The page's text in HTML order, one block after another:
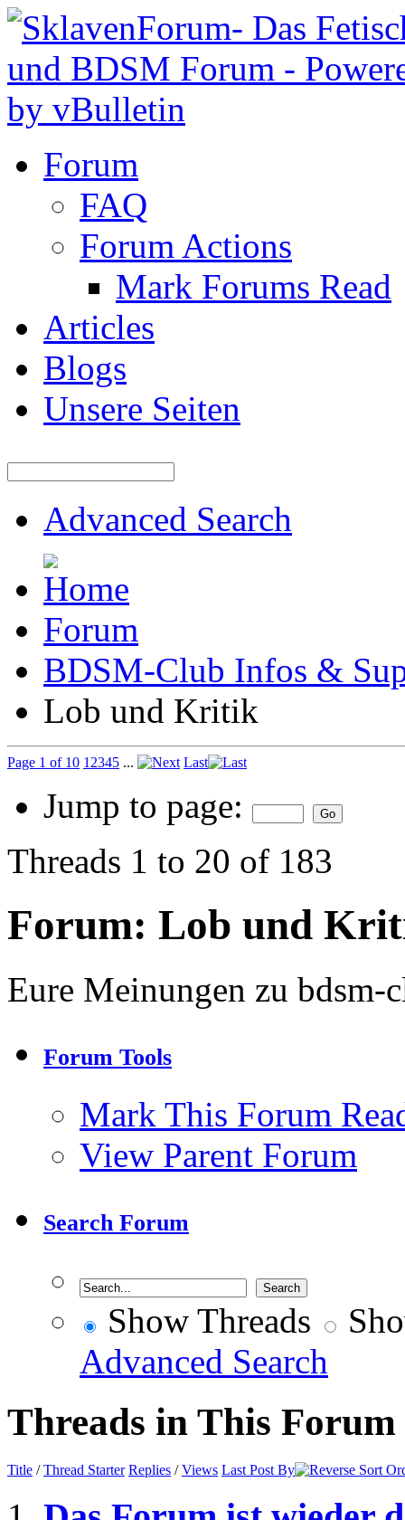
Forum
FAQ
Forum Actions
Mark Forums Read
Articles
Blogs
Unsere Seiten
Advanced Search
Forum
BDSM-Club Infos &
Lob und Kritik
Page 1 of 10 1 2345 ... Last
Jump to page:
Threads 1 to 20 of 183
Forum: Lob und
Eure Meinungen zu bdsm-
Forum Tools
Mark This Forum
View Parent Forum
Search Forum
Show Threads
Advanced Search
Threads in This Forum
Title /Thread Starter Replies /Views Last Post By